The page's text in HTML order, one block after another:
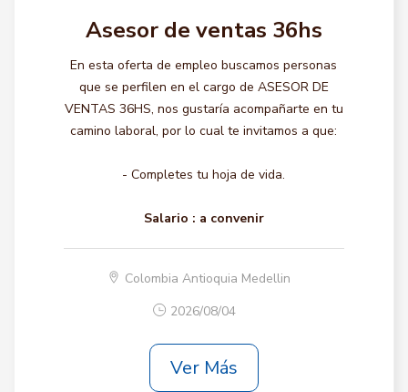
Asesor de ventas 36hs
En esta oferta de empleo buscamos personas
que se perfilen en el cargo de ASESOR DE
VENTAS 36HS, nos gustaría acompañarte en tu
camino laboral, por lo cual te invitamos a que:
- Completes tu hoja de vida.
Salario : a convenir
Colombia Antioquia Medellin
2026/08/04
Ver Más